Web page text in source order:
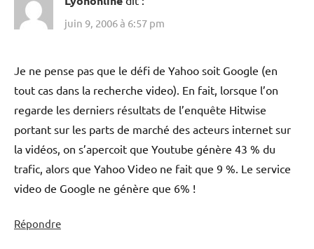
juin 9, 2006 à 6:57 pm
Je ne pense pas que le défi de Yahoo soit Google (en
tout cas dans la recherche video). En fait, lorsque l’on
regarde les derniers résultats de l’enquête Hitwise
portant sur les parts de marché des acteurs internet sur
la vidéos, on s’apercoit que Youtube génère 43 % du
trafic, alors que Yahoo Video ne fait que 9 %. Le service
video de Google ne génère que 6% !
Répondre